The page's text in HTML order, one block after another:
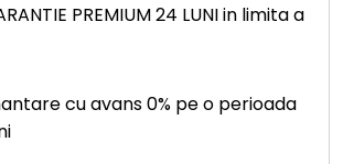
PREMIUM 24 LUNI in limita a
cu avans 0% pe o perioada